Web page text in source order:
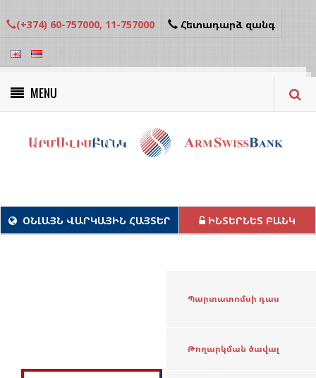
(+374) 60-757000, 11-757000 Հետադարձ զանգ
MENU
ՕՆԼԱՅՆ ՎԱՐԿԱՅԻՆ ՀԱՅՏԵՐ ԻՆՏԵՐՆԵՏ ԲԱՆԿ
Պարտատոմսի դաս
Թողարկման ծավալ